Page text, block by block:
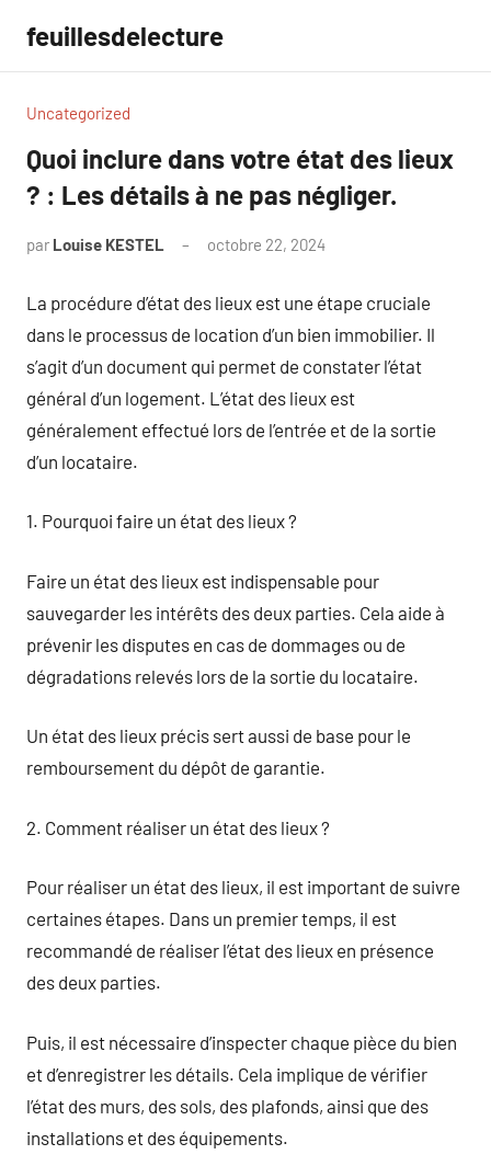
contenu
feuillesdelecture
Uncategorized
Quoi inclure dans votre état des lieux
? : Les détails à ne pas négliger.
par Louise KESTEL octobre 22, 2024
La procédure d’état des lieux est une étape cruciale
dans le processus de location d’un bien immobilier. Il
s’agit d’un document qui permet de constater l’état
général d’un logement. L’état des lieux est
généralement effectué lors de l’entrée et de la sortie
d’un locataire.
1. Pourquoi faire un état des lieux ?
Faire un état des lieux est indispensable pour
sauvegarder les intérêts des deux parties. Cela aide à
prévenir les disputes en cas de dommages ou de
dégradations relevés lors de la sortie du locataire.
Un état des lieux précis sert aussi de base pour le
remboursement du dépôt de garantie.
2. Comment réaliser un état des lieux ?
Pour réaliser un état des lieux, il est important de suivre
certaines étapes. Dans un premier temps, il est
recommandé de réaliser l’état des lieux en présence
des deux parties.
Puis, il est nécessaire d’inspecter chaque pièce du bien
et d’enregistrer les détails. Cela implique de vérifier
l’état des murs, des sols, des plafonds, ainsi que des
installations et des équipements.